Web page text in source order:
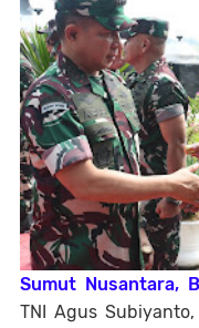
Sumut Nusantara,
TNI Agus